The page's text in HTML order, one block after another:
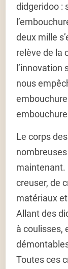
didgeridoo :
deux mille
relève de la
l’innovation
nous
Le corps
maintenant.
creuser, de
matériaux
Allant des
à coulisses,
Toutes ces